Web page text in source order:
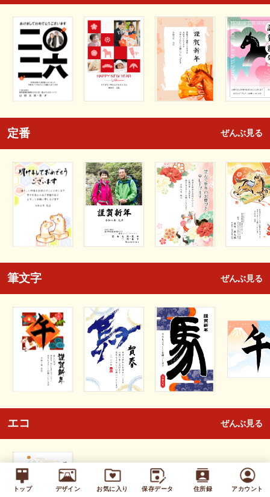
トップ デザイン お気に入り 保存データ 住所録 アカウント
定番 ぜんぶ見る
筆文字 ぜんぶ見る
エコ ぜんぶ見る